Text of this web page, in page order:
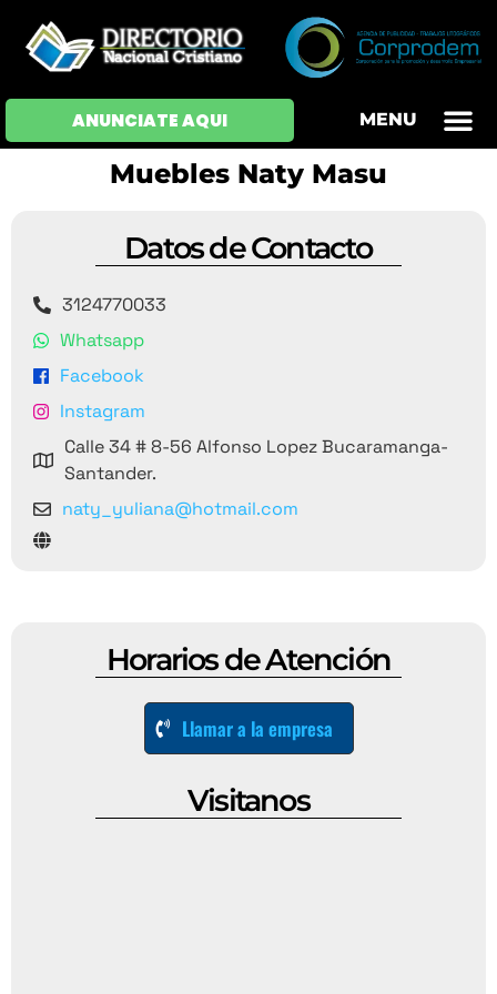
ANUNCIATE AQUI MENU
Muebles Naty Masu
Datos de Contacto
3124770033
Whatsapp
Facebook
Instagram
Calle 34 # 8-56 Alfonso Lopez Bucaramanga-
Santander.
naty_yuliana@hotmail.com
Horarios de Atención
Llamar a la empresa
Visitanos